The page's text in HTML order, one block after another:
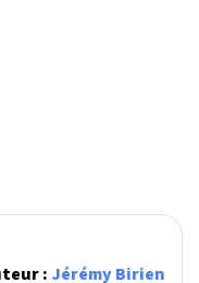
: Jérémy Birien